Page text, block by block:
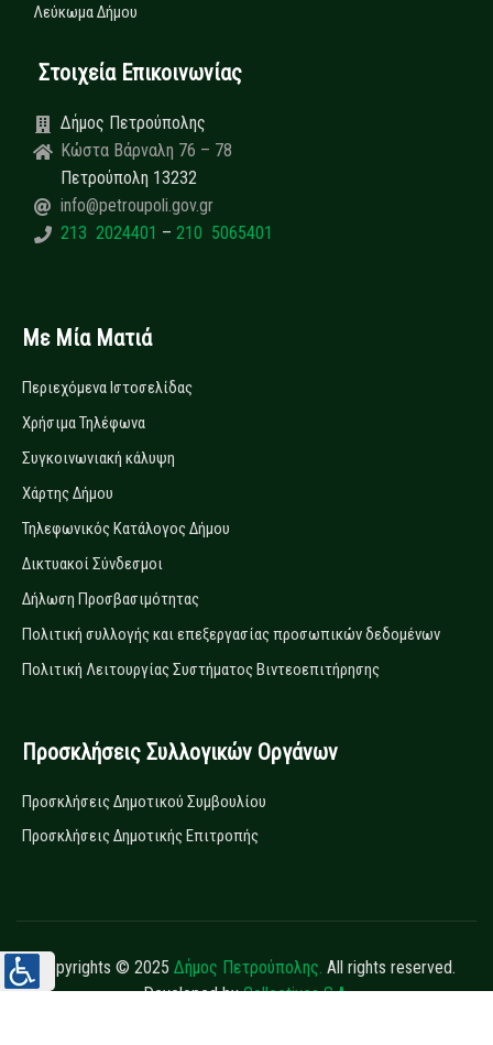
Λεύκωμα Δήμου
Στοιχεία Επικοινωνίας
Δήμος Πετρούπολης
Κώστα Βάρναλη 76 – 78
Πετρούπολη 13232
info@petroupoli.gov.gr
213 2024401 – 210 5065401
Με Μία Ματιά
Περιεχόμενα Ιστοσελίδας
Χρήσιμα Τηλέφωνα
Συγκοινωνιακή κάλυψη
Χάρτης Δήμου
Τηλεφωνικός Κατάλογος Δήμου
Δικτυακοί Σύνδεσμοι
Δήλωση Προσβασιμότητας
Πολιτική συλλογής και επεξεργασίας προσωπικών δεδομένων
Πολιτική Λειτουργίας Συστήματος Βιντεοεπιτήρησης
Προσκλήσεις Συλλογικών Οργάνων
Προσκλήσεις Δημοτικού Συμβουλίου
Προσκλήσεις Δημοτικής Επιτροπής
Copyrights © 2025 Δήμος Πετρούπολης. All rights reserved.
Developed byCollectives S.A.